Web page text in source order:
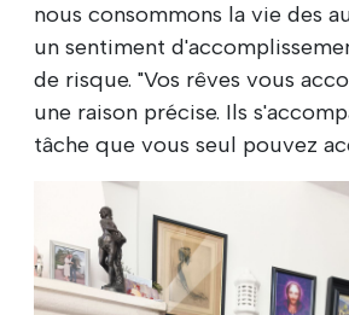
nous consommons la vie des
un sentiment
de risque. "Vos rêves vous
une raison précise. Ils
tâche que vous seul pouvez